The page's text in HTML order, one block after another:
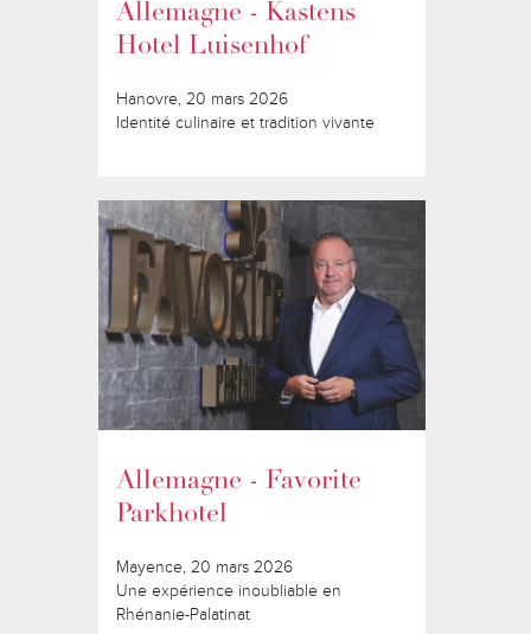
Allemagne - Kastens
Hotel Luisenhof
Hanovre, 20 mars 2026
Identité culinaire et tradition vivante
Allemagne - Favorite
Parkhotel
Mayence, 20 mars 2026
Une expérience inoubliable en
Rhénanie-Palatinat